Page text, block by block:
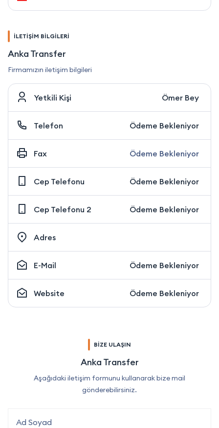
İLETİŞİM BİLGİLERİ
Anka Transfer
Firmamızın iletişim bilgileri
Yetkili Kişi Ömer Bey
Telefon Ödeme Bekleniyor
Fax Ödeme Bekleniyor
Cep Telefonu Ödeme Bekleniyor
Cep Telefonu 2 Ödeme Bekleniyor
Adres
E-Mail Ödeme Bekleniyor
Website Ödeme Bekleniyor
BİZE ULAŞIN
Anka Transfer
Aşağıdaki iletişim formunu kullanarak bize mail
gönderebilirsiniz.